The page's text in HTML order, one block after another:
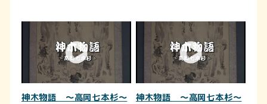
神木物語 ～高岡七本杉～
神木物語 ～高岡七本杉～